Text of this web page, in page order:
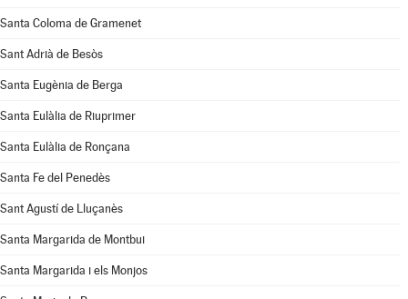
Santa Coloma de Gramenet
Sant Adrià de Besòs
Santa Eugènia de Berga
Santa Eulàlia de Riuprimer
Santa Eulàlia de Ronçana
Santa Fe del Penedès
Sant Agustí de Lluçanès
Santa Margarida de Montbui
Santa Margarida i els Monjos